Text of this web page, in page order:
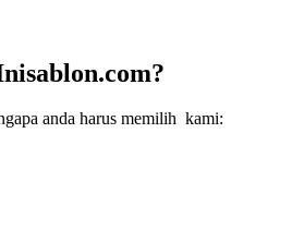
anda harus memilih kami: